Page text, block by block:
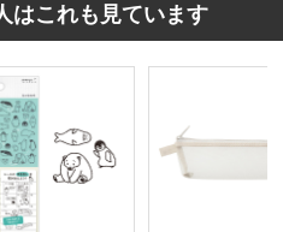
はこれも見ています